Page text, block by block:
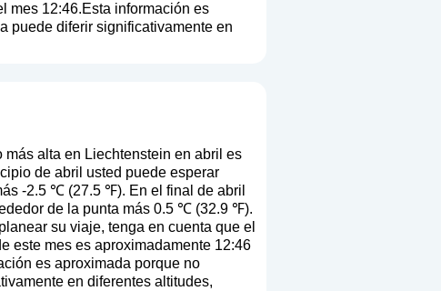
mes 12:46.Esta información es
puede diferir significativamente en
más alta en Liechtenstein en abril es
de abril usted puede esperar
-2.5 ℃ (27.5 ℉). En el final de abril
de la punta más 0.5 ℃ (32.9 ℉).
su viaje, tenga en cuenta que el
este mes es aproximadamente 12:46
es aproximada porque no
en diferentes altitudes,